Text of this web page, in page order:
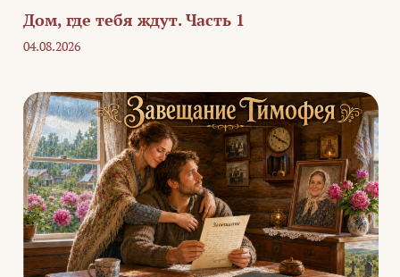
Дом, где тебя ждут. Часть 1
04.08.2026